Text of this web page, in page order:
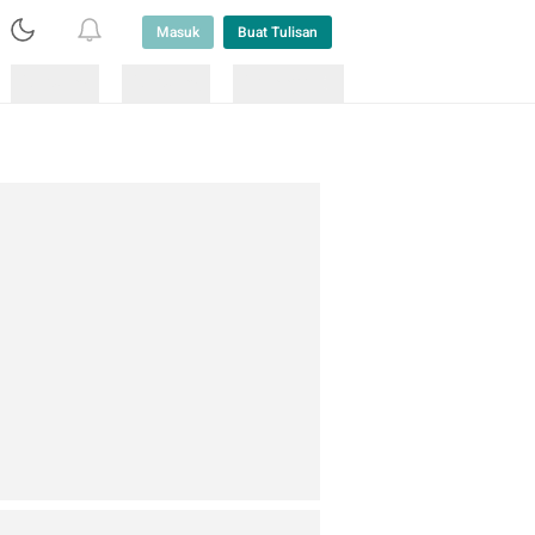
Masuk Buat Tulisan